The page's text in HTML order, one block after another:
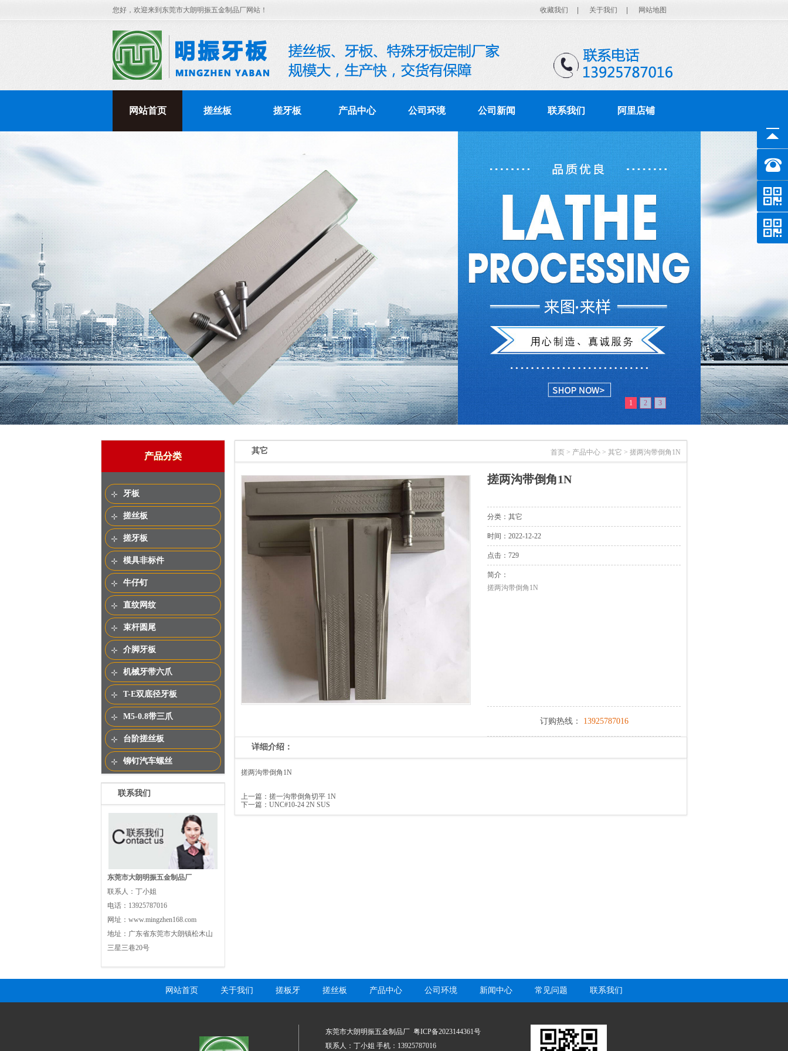
您好，欢迎来到东莞市大朗明振五金制品厂网站！ 收藏我们 关于我们 网站地图
网站首页 搓丝板 搓牙板 产品中心 公司环境 公司新闻 联系我们 阿里店铺
1 2 3
产品分类
牙板
搓丝板
搓牙板
模具非标件
牛仔钉
直纹网纹
束杆圆尾
介脚牙板
机械牙带六爪
T-E双底径牙板
M5-0.8带三爪
台阶搓丝板
铆钉汽车螺丝
联系我们
东莞市大朗明振五金制品厂
联系人： 丁小姐
电话： 13925787016
网址： www.mingzhen168.com
地址： 广东省东莞市大朗镇松木山
三星三巷20号
首页 > 产品中心 > 其它 > 搓两沟带倒角1N
其它
搓两沟带倒角1N
分类：其它
时间：2022-12-22
点击：729
简介：
搓两沟带倒角1N
订购热线： 13925787016
详细介绍：
搓两沟带倒角1N
上一篇： 搓一沟带倒角切平 1N
下一篇： UNC#10-24 2N SUS
网站首页 关于我们 搓板牙 搓丝板 产品中心 公司环境 新闻中心 常见问题 联系我们
东莞市大朗明振五金制品厂 粤ICP备2023144361号
联系人：丁小姐 手机：13925787016